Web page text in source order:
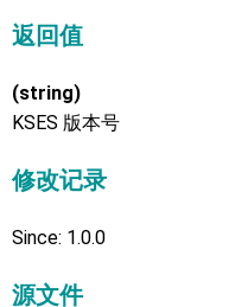
返回值
(string)
KSES 版本号
修改记录
Since: 1.0.0
源文件